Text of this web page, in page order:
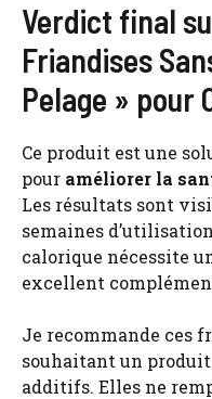
Verdict final
Friandises
Pelage » pour
Ce produit est une
pour améliorer la
Les résultats sont
semaines
calorique nécessite
excellent
Je recommande ces
souhaitant un
additifs. Elles ne